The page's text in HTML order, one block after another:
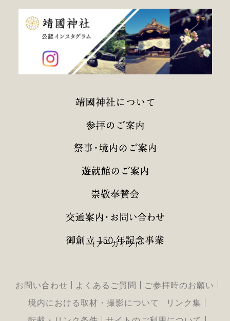
（アーカイブ）
お問い合わせ よくあるご質問
ご参拝時のお願い
境内における取材・撮影について
リンク集